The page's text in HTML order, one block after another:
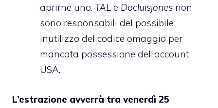
aprirne uno. TAL e Docluisjones non
sono responsabili del possibile
inutilizzo del codice omaggio per
mancata possessione dell’account
USA.
L’estrazione avverrà tra venerdì 25